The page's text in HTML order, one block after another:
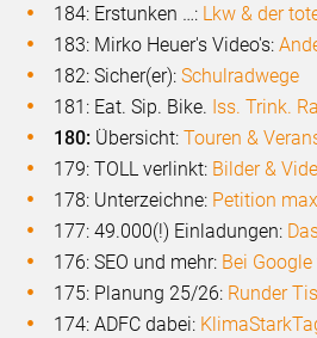
184: Erstunken …: Lkw & der
183: Mirko Heuer's Video's:
182: Sicher(er):Schulradwege
181: Eat. Sip. Bike. Iss. Trink.
180: Übersicht:Touren &
179: TOLL verlinkt: Bilder &
178: Unterzeichne: Petition
177: 49.000(!) Einladungen:
176: SEO und mehr: Bei
175: Planung 25/26: Runder
174: ADFC dabei: